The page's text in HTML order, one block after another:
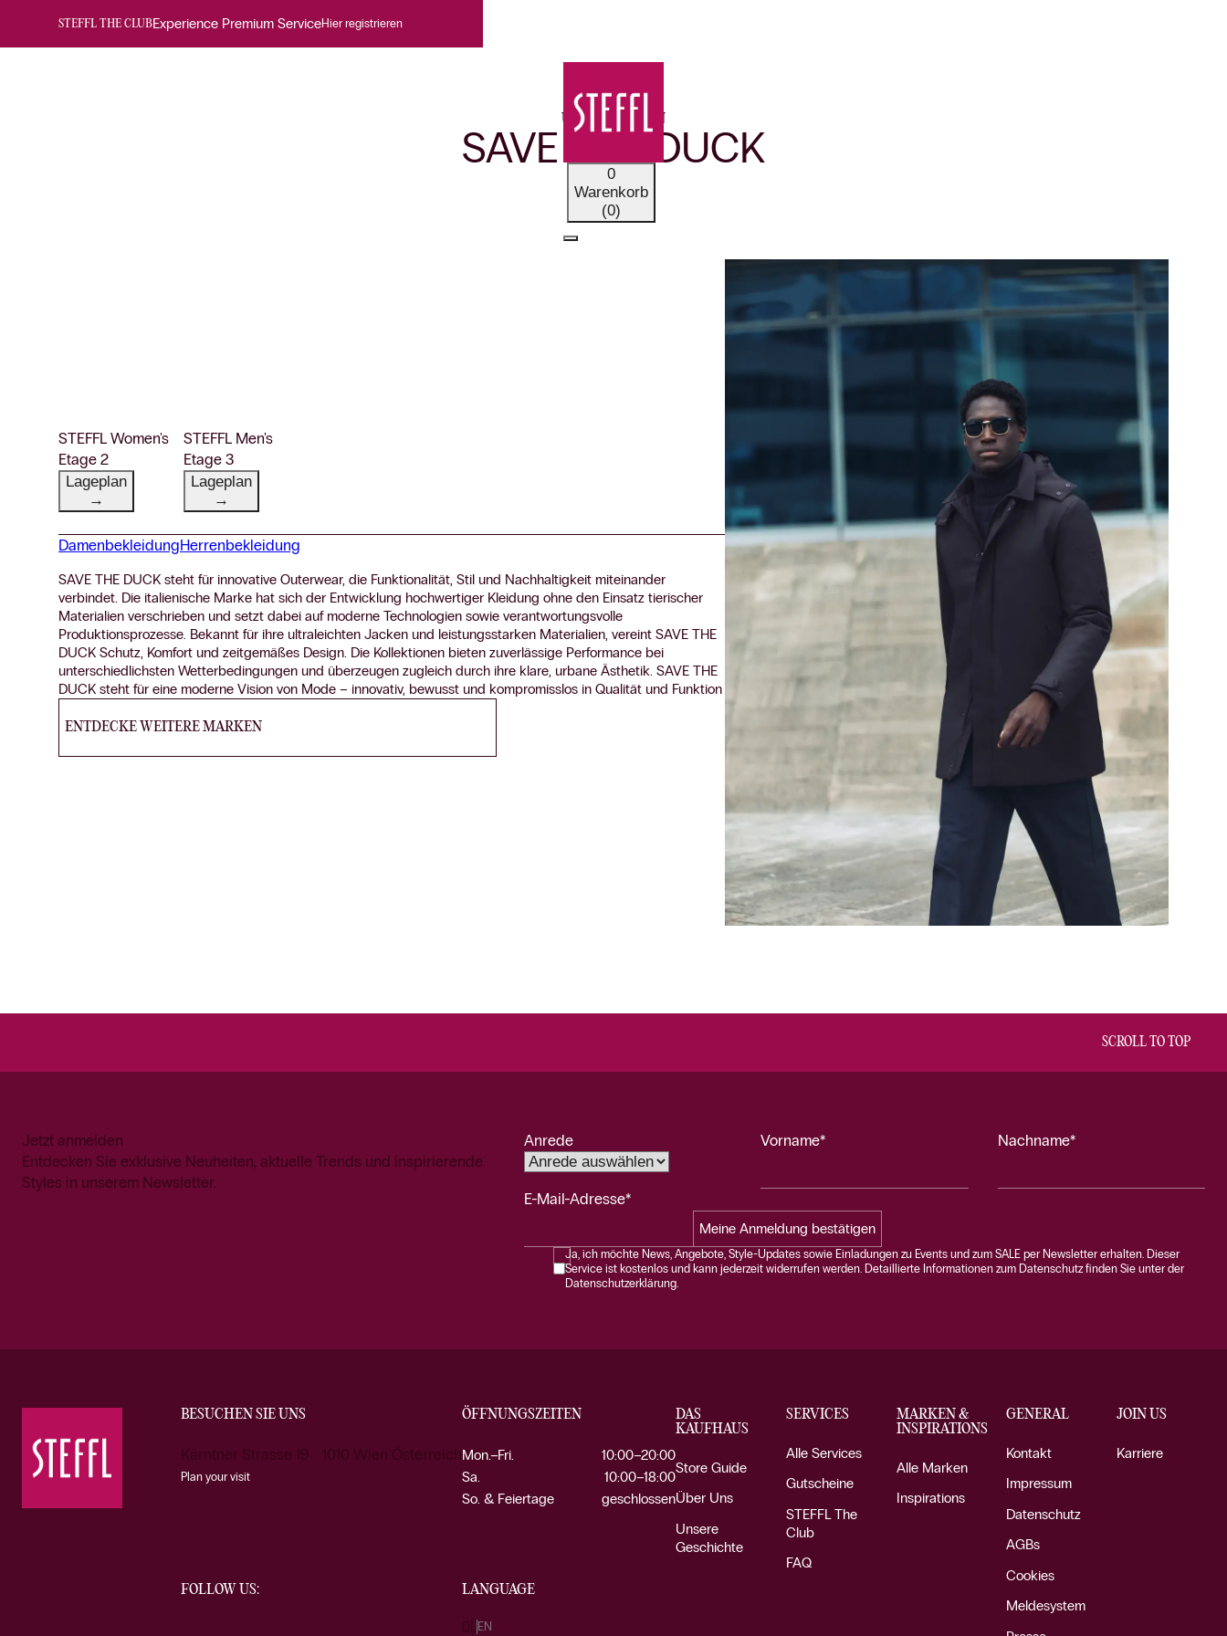
STEFFL THE CLUBExperience Premium ServiceHier registrieren
0
Warenkorb
(0)
UNSERE MARKEN
SAVE THE DUCK
STEFFL Women's
Etage 2
Lageplan
→
STEFFL Men's
Etage 3
Lageplan
→
DamenbekleidungHerrenbekleidung
SAVE THE DUCK steht für innovative Outerwear, die Funktionalität, Stil und Nachhaltigkeit miteinander
verbindet. Die italienische Marke hat sich der Entwicklung hochwertiger Kleidung ohne den Einsatz tierischer
Materialien verschrieben und setzt dabei auf moderne Technologien sowie verantwortungsvolle
Produktionsprozesse. Bekannt für ihre ultraleichten Jacken und leistungsstarken Materialien, vereint SAVE THE
DUCK Schutz, Komfort und zeitgemäßes Design. Die Kollektionen bieten zuverlässige Performance bei
unterschiedlichsten Wetterbedingungen und überzeugen zugleich durch ihre klare, urbane Ästhetik. SAVE THE
DUCK steht für eine moderne Vision von Mode – innovativ, bewusst und kompromisslos in Qualität und Funktion
ENTDECKE WEITERE MARKEN
SCROLL TO TOP
Jetzt anmelden
Entdecken Sie exklusive Neuheiten, aktuelle Trends und inspirierende
Styles in unserem Newsletter.
Anrede Vorname* Nachname*
E-Mail-Adresse*
Meine Anmeldung bestätigen
Ja, ich möchte News, Angebote, Style-Updates sowie Einladungen zu Events und zum SALE per Newsletter erhalten. Dieser
Service ist kostenlos und kann jederzeit widerrufen werden. Detaillierte Informationen zum Datenschutz finden Sie unter der
Datenschutzerklärung.
BESUCHEN SIE UNS
Kärntner Strasse 19 1010 Wien Österreich
Plan your visit
FOLLOW US:
ÖFFNUNGSZEITEN
Mon.–Fri.
10:00–20:00
Sa.
10:00–18:00
So. & Feiertage
geschlossen
LANGUAGE
DE EN
DAS
KAUFHAUS
Store Guide
Über Uns
Unsere
Geschichte
SERVICES
Alle Services
Gutscheine
STEFFL The
Club
FAQ
MARKEN &
INSPIRATIONS
Alle Marken
Inspirations
GENERAL
Kontakt
Impressum
Datenschutz
AGBs
Cookies
Meldesystem
JOIN US
Karriere